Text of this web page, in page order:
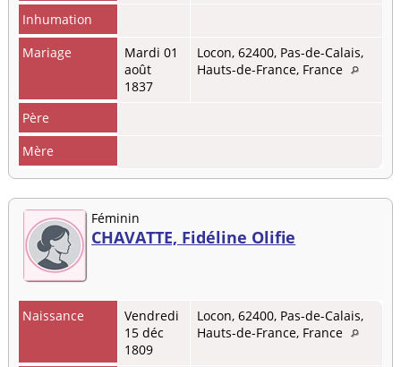
Inhumation
Mariage
Mardi 01
août
1837
Locon, 62400, Pas-de-Calais,
Hauts-de-France, France
Père
Mère
Féminin
CHAVATTE, Fidéline Olifie
Naissance
Vendredi
15 déc
1809
Locon, 62400, Pas-de-Calais,
Hauts-de-France, France